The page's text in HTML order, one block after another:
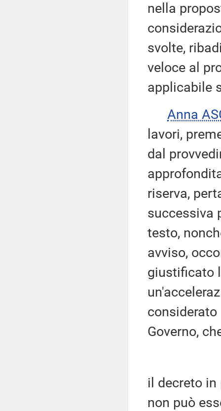
nella
svolte,
veloce al
applicabile
Anna
lavori,
dal
riserva,
successiva
testo,
avviso,
giustificato
Governo,
il decreto
non può